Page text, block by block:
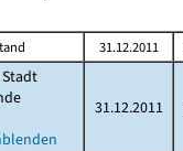
31.12.2011
31.12.2011